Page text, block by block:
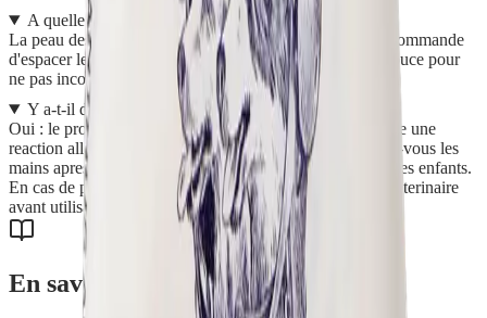
A quelle frequence laver mon chien ?
La peau des chiens est plus fragile que la notre : il est recommande
d'espacer les lavages et de privilegier une base lavante douce pour
ne pas incommoder la sensibilite de l'animal.
Y a-t-il des precautions d'emploi ?
Oui : le produit contient de l'huile de cade et peut produire une
reaction allergique. Evitez le contact avec les yeux, lavez-vous les
mains apres utilisation et tenez le produit hors de portee des enfants.
En cas de probleme de peau, demandez conseil a votre veterinaire
avant utilisation.
En savoir plus